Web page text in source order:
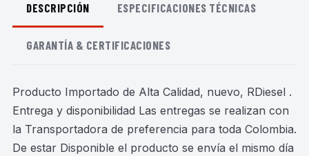
DESCRIPCIÓN ESPECIFICACIONES TÉCNICAS
GARANTÍA & CERTIFICACIONES
Producto Importado de Alta Calidad, nuevo, RDiesel .
Entrega y disponibilidad Las entregas se realizan con
la Transportadora de preferencia para toda Colombia.
De estar Disponible el producto se envía el mismo día